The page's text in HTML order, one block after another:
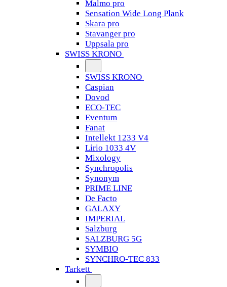
Malmo pro
Sensation Wide Long Plank
Skara pro
Stavanger pro
Uppsala pro
SWISS KRONO
SWISS KRONO
Caspian
Dovod
ECO-TEC
Eventum
Fanat
Intellekt 1233 V4
Lirio 1033 4V
Mixology
Synchropolis
Synonym
PRIME LINE
De Facto
GALAXY
IMPERIAL
Salzburg
SALZBURG 5G
SYMBIO
SYNCHRO-TEC 833
Tarkett